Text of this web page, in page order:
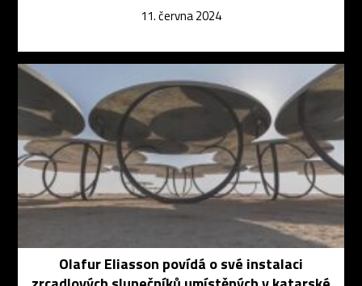
11. června 2024
Olafur Eliasson povídá o své instalaci